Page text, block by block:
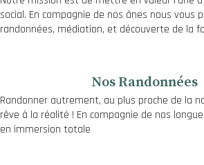
social. En compagnie de nos ânes nous vous
randonnées, médiation, et découverte de la
Nos Randonnées
Randonner autrement, au plus proche de la
rêve à la réalité ! En compagnie de nos
en immersion totale